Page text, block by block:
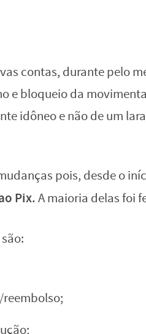
contas, durante pelo
e bloqueio da
idôneo e não de um
pois, desde o
Pix.A maioria delas foi